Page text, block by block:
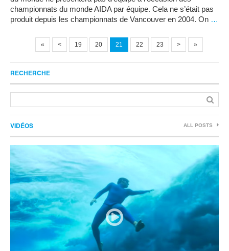
championnats du monde AIDA par équipe. Cela ne s’était pas
produit depuis les championnats de Vancouver en 2004. On …
« < 19 20 21 22 23 > »
RECHERCHE
VIDÉOS ALL POSTS